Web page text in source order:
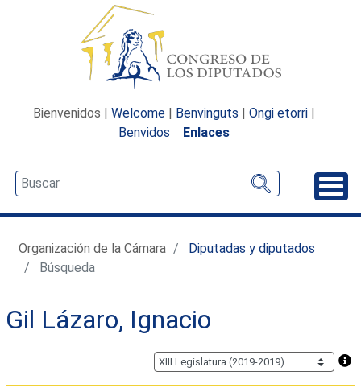
Bienvenidos | Welcome | Benvinguts | Ongi etorri |
Benvidos
Enlaces
Organización de la Cámara
Diputadas y diputados
Búsqueda
Gil Lázaro, Ignacio